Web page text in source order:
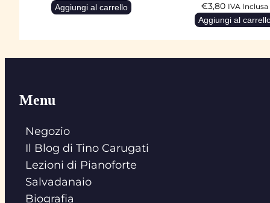
Aggiungi al carrello €3,80 IVA Inclusa
Aggiungi al
Menu
Negozio
Il Blog di Tino Carugati
Lezioni di Pianoforte
Salvadanaio
Biografia